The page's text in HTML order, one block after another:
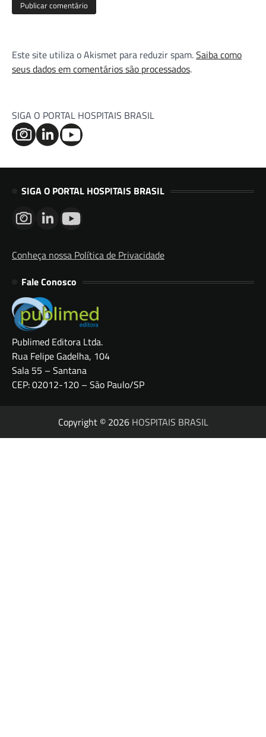
Este site utiliza o Akismet para reduzir spam.Saiba como
seus dados em comentários são processados.
SIGA O PORTAL HOSPITAIS BRASIL
SIGA O PORTAL HOSPITAIS BRASIL
Conheça nossa Política de Privacidade
Fale Conosco
Publimed Editora Ltda.
Rua Felipe Gadelha, 104
Sala 55 – Santana
CEP: 02012-120 – São Paulo/SP
Copyright © 2026 HOSPITAIS BRASIL